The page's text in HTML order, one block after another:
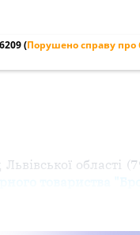
(Порушено справу про
Львівської